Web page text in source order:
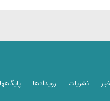
نشریات رویدادها